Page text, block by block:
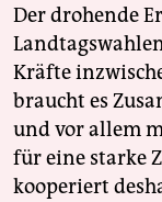
Der drohende
Kräfte
braucht es
und vor allem
für eine starke
kooperiert